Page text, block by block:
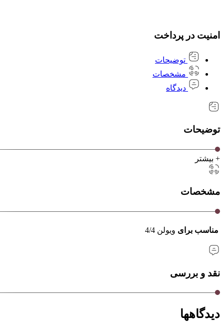
امنیت در پرداخت
توضیحات
مشخصات
دیدگاه
توضیحات
+ بیشتر
مشخصات
مناسب برای ویولن 4/4
نقد و بررسی
دیدگاهها